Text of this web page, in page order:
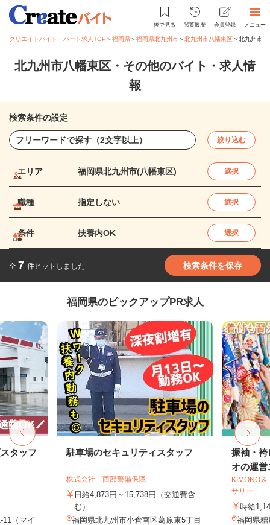
後で見る 閲覧履歴 会員登録 メニュー
クリエイトバイト・パート求人TOP ＞福岡県＞福岡県北九州市＞北九州市八幡東区＞北九州市
北九州市八幡東区・その他のバイト・求人情
報
検索条件の設定
絞り込む
エリア 福岡県北九州市(八幡東区) 選択
職種 指定しない 選択
条件 扶養内OK 選択
全 7 件ヒットしました 検索条件を保存
福岡県のピックアップPR求人
タッフ
（マイ
駐車場のセキュリティスタッフ
株式会社 西部警備保障
日給4,873円～15,738円（交通費含
む）
福岡県北九州市小倉南区葛原東5丁目
振袖・袴
オの運営
KIMONO
サリー
時給
福岡県糟